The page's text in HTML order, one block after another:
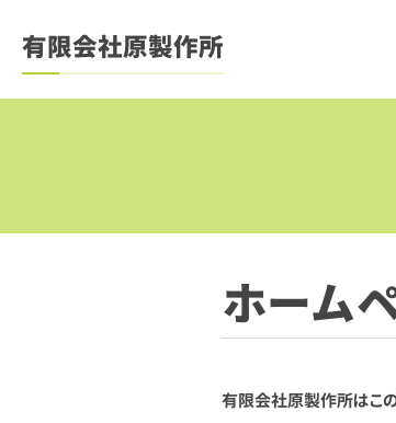
有限会社原製作所
ホーム
有限会社原製作所はこ